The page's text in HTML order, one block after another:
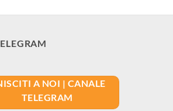
A NOI | CANALE
TELEGRAM